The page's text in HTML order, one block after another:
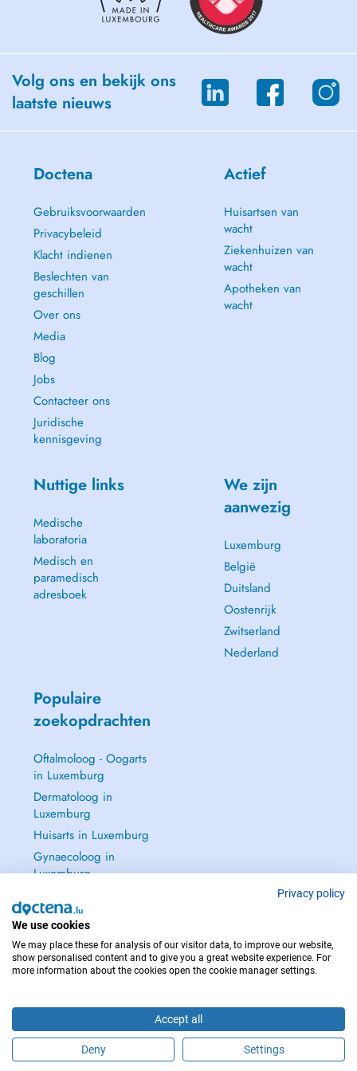
Maak online een afspraak
Volg ons en bekijk ons
laatste nieuws
Doctena
Gebruiksvoorwaarden
Privacybeleid
Klacht indienen
Beslechten van
geschillen
Over ons
Media
Blog
Jobs
Contacteer ons
Juridische
kennisgeving
Actief
Huisartsen van
wacht
Ziekenhuizen van
wacht
Apotheken van
wacht
Nuttige links
Medische
laboratoria
Medisch en
paramedisch
adresboek
We zijn
aanwezig
Luxemburg
België
Duitsland
Oostenrijk
Zwitserland
Nederland
Populaire
zoekopdrachten
Oftalmoloog - Oogarts
in Luxemburg
Dermatoloog in
Luxemburg
Huisarts in Luxemburg
Gynaecoloog in
Luxemburg
NEEM IN GEVAL VAN NOOD CONTACT OP MET : 112
Privacy policy
We use cookies
We may place these for analysis of our visitor data, to improve our website,
show personalised content and to give you a great website experience. For
more information about the cookies open the cookie manager settings.
Accept all
Deny Settings